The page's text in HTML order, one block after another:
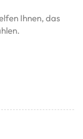
Ihnen, das